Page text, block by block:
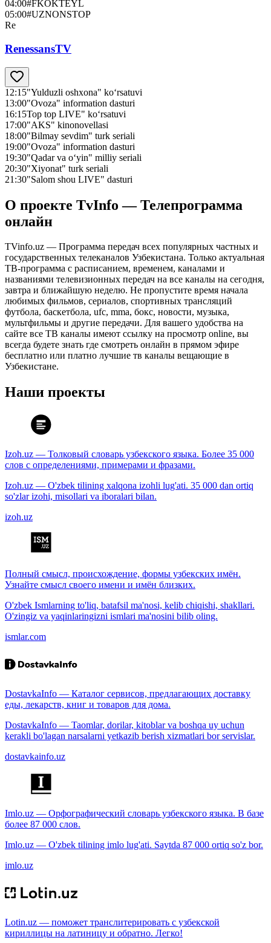
04:00#FKOKTEYL
05:00#UZNONSTOP
Re
RenessansTV
12:15"Yulduzli oshxona" ko‘rsatuvi
13:00"Ovoza" information dasturi
16:15Top top LIVE" ko‘rsatuvi
17:00"AKS" kinonovellasi
18:00"Bilmay sevdim" turk seriali
19:00"Ovoza" information dasturi
19:30"Qadar va o‘yin" milliy seriali
20:30"Xiyonat" turk seriali
21:30"Salom shou LIVE" dasturi
О проекте TvInfo — Телепрограмма
онлайн
TVinfo.uz — Программа передач всех популярных частных и
государственных телеканалов Узбекистана. Только актуальная
ТВ-программа с расписанием, временем, каналами и
названиями телевизионных передач на все каналы на сегодня,
завтра и ближайшую неделю. Не пропустите время начала
любимых фильмов, сериалов, спортивных трансляций
футбола, баскетбола, ufc, mma, бокс, новости, музыка,
мультфильмы и другие передачи. Для вашего удобства на
сайте все ТВ каналы имеют ссылку на просмотр online, вы
всегда будете знать где смотреть онлайн в прямом эфире
бесплатно или платно лучшие тв каналы вещающие в
Узбекистане.
Наши проекты
Izoh.uz — Толковый словарь узбекского языка. Более 35 000
слов с определениями, примерами и фразами.
Izoh.uz — O'zbek tilining xalqona izohli lug'ati. 35 000 dan ortiq
so'zlar izohi, misollari va iboralari bilan.
izoh.uz
Полный смысл, происхождение, формы узбекских имён.
Узнайте смысл своего имени и имён близких.
O'zbek Ismlarning to'liq, batafsil ma'nosi, kelib chiqishi, shakllari.
O'zingiz va yaqinlaringizni ismlari ma'nosini bilib oling.
ismlar.com
DostavkaInfo — Каталог сервисов, предлагающих доставку
еды, лекарств, книг и товаров для дома.
DostavkaInfo — Taomlar, dorilar, kitoblar va boshqa uy uchun
kerakli bo'lagan narsalarni yetkazib berish xizmatlari bor servislar.
dostavkainfo.uz
Imlo.uz — Орфографический словарь узбекского языка. В базе
более 87 000 слов.
Imlo.uz — O'zbek tilining imlo lug'ati. Saytda 87 000 ortiq so'z bor.
imlo.uz
Lotin.uz — поможет транслитерировать с узбекской
кириллицы на латиницу и обратно. Легко!